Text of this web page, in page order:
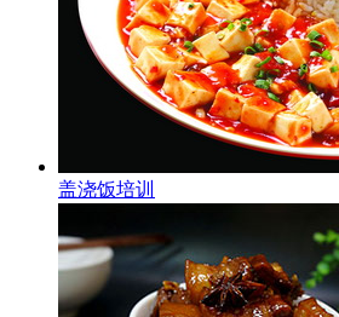
盖浇饭培训